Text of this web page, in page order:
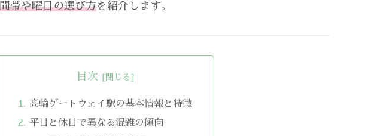
帯や曜日の選び方を紹介します。
目次
高輪ゲートウェイ駅の基本情報と特徴
平日と休日で異なる混雑の傾向